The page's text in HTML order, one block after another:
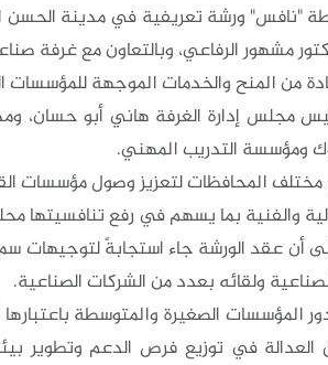
"نافس" ورشة تعريفية في مدينة الحسن
مشهور الرفاعي، وبالتعاون مع غرفة
من المنح والخدمات الموجهة
وحضور رئيس مجلس إدارة الغرفة هاني أبو
ومؤسسة التدريب المهني.
المحافظات لتعزيز وصول مؤسسات
والفنية بما يسهم في رفع تنافسيتها
أن عقد الورشة جاء استجابةً لتوجيهات
ولقائه بعدد من الشركات الصناعية.
الصغيرة والمتوسطة باعتبارها
في توزيع فرص الدعم وتطوير